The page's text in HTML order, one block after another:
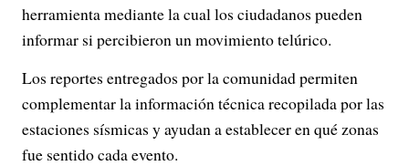
herramienta mediante la cual los ciudadanos pueden
informar si percibieron un movimiento telúrico.
Los reportes entregados por la comunidad permiten
complementar la información técnica recopilada por las
estaciones sísmicas y ayudan a establecer en qué zonas
fue sentido cada evento.